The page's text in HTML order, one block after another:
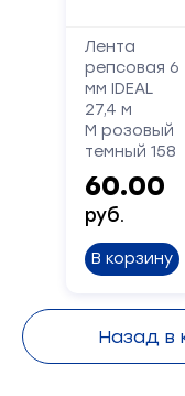
Лента
репсовая 6
мм IDEAL
27,4 м
М розовый
темный 158
60.00
руб.
В корзину
Назад в